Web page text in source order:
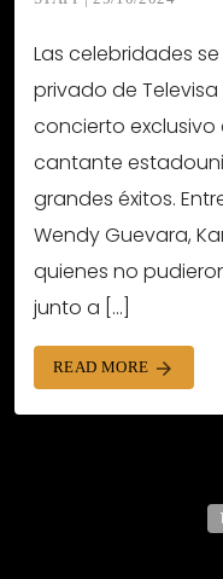
Las celebridades
privado de
concierto exclusivo
cantante
grandes éxitos.
Wendy Guevara,
quienes no
junto a […]
READ MORE arrow_forward
1